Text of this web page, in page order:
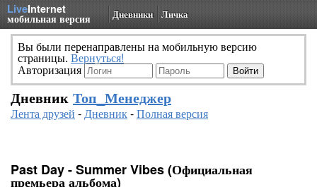
LiveInternet
мобильная версия Дневники Личка
Вы были перенаправлены на мобильную версию
страницы. Вернуться!
Авторизация
Дневник Топ_Менеджер
Лента друзей -Дневник-Полная версия
Past Day - Summer Vibes (Официальная
премьера альбома)